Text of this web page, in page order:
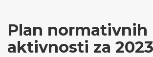
Plan normativnih
aktivnosti za